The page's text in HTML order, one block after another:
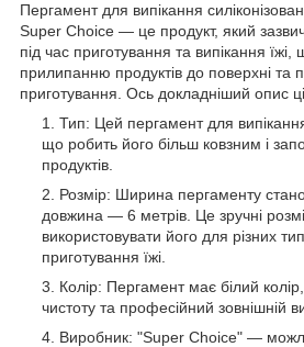
Пергамент для випікання
Super Choice — це продукт, який
під час приготування та випікання їжі,
прилипанню продуктів до поверхні та
приготування. Ось докладніший опис
Тип: Цей пергамент для випікання
що робить його більш ковзним і
продуктів.
Розмір: Ширина пергаменту
довжина — 6 метрів. Це зручні
використовувати його для різних
приготування їжі.
Колір: Пергамент має білий
чистоту та професійний зовнішній
Виробник: "Super Choice" —